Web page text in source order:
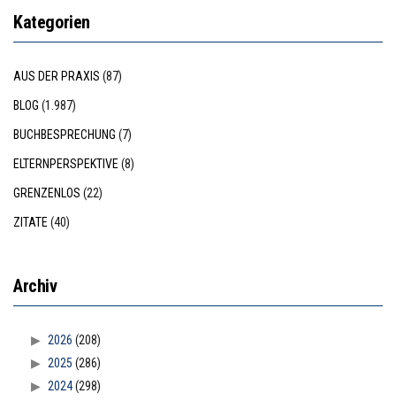
Kategorien
AUS DER PRAXIS (87)
BLOG (1.987)
BUCHBESPRECHUNG (7)
ELTERNPERSPEKTIVE(8)
GRENZENLOS (22)
ZITATE(40)
Archiv
2026 (208)
2025 (286)
2024(298)